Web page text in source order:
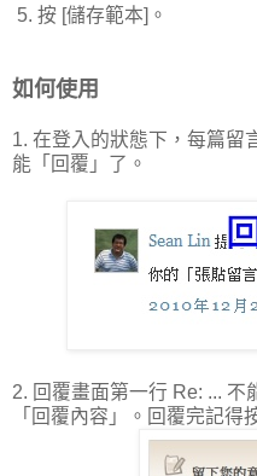
5. 按 [儲存範本]。
如何使用
1. 在登入的狀態下，每篇留
能「回覆」了。
2. 回覆畫面第一行 Re: ...
「回覆內容」。回覆完記得